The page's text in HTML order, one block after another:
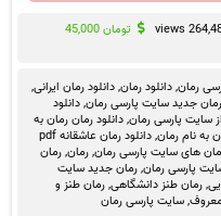
264,482 تومان45,000
رمان,دانلود رمان,دانلود رمان ایرانی,
رمان جدید سایت پارسی رمان,دانلود
سایت پارسی رمان,دانلود رمان رمان به
به نام رمان,
دانلود رمان عاشقانه pdf
های سایت پارسی رمان,رمان,رمان
پارسی رمان,رمان جدید سایت
,رمان طنز دانشگاهی,رمان طنز و
,سایت پارسی رمان